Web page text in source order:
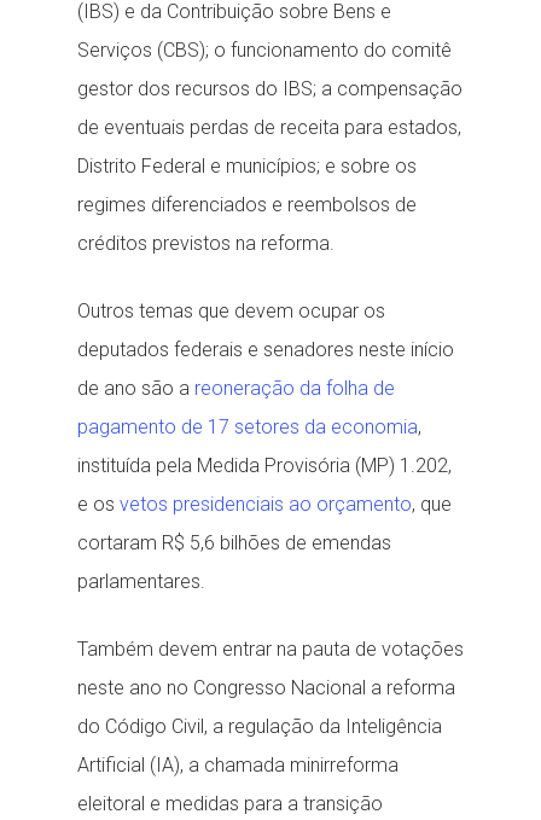
(IBS) e da Contribuição sobre Bens e
Serviços (CBS); o funcionamento do comitê
gestor dos recursos do IBS; a compensação
de eventuais perdas de receita para estados,
Distrito Federal e municípios; e sobre os
regimes diferenciados e reembolsos de
créditos previstos na reforma.
Outros temas que devem ocupar os
deputados federais e senadores neste início
de ano são a reoneração da folha de
pagamento de 17 setores da economia,
instituída pela Medida Provisória (MP) 1.202,
e os vetos presidenciais ao orçamento, que
cortaram R$ 5,6 bilhões de emendas
parlamentares.
Também devem entrar na pauta de votações
neste ano no Congresso Nacional a reforma
do Código Civil, a regulação da Inteligência
Artificial (IA), a chamada minirreforma
eleitoral e medidas para a transição